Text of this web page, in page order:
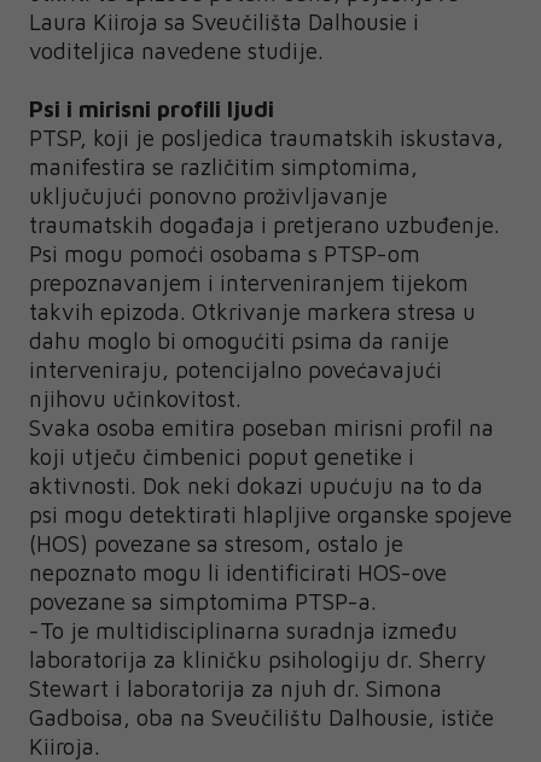
Laura Kiiroja sa Sveučilišta Dalhousie i
voditeljica navedene studije.
Psi i mirisni profili ljudi
PTSP, koji je posljedica traumatskih iskustava,
manifestira se različitim simptomima,
uključujući ponovno proživljavanje
traumatskih događaja i pretjerano uzbuđenje.
Psi mogu pomoći osobama s PTSP-om
prepoznavanjem i interveniranjem tijekom
takvih epizoda. Otkrivanje markera stresa u
dahu moglo bi omogućiti psima da ranije
interveniraju, potencijalno povećavajući
njihovu učinkovitost.
Svaka osoba emitira poseban mirisni profil na
koji utječu čimbenici poput genetike i
aktivnosti. Dok neki dokazi upućuju na to da
psi mogu detektirati hlapljive organske spojeve
(HOS) povezane sa stresom, ostalo je
nepoznato mogu li identificirati HOS-ove
povezane sa simptomima PTSP-a.
-To je multidisciplinarna suradnja između
laboratorija za kliničku psihologiju dr. Sherry
Stewart i laboratorija za njuh dr. Simona
Gadboisa, oba na Sveučilištu Dalhousie, ističe
Kiiroja.